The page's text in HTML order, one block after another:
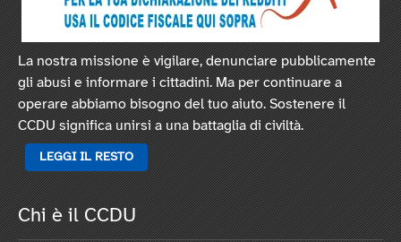
La nostra missione è vigilare, denunciare pubblicamente
gli abusi e informare i cittadini. Ma per continuare a
operare abbiamo bisogno del tuo aiuto. Sostenere il
CCDU significa unirsi a una battaglia di civiltà.
LEGGI IL RESTO
Chi è il CCDU